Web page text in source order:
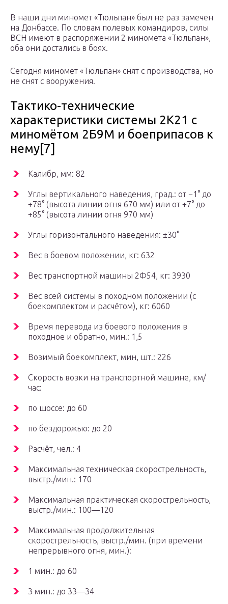
В наши дни миномет «Тюльпан» был не раз замечен
на Донбассе. По словам полевых командиров, силы
ВСН имеют в распоряжении 2 миномета «Тюльпан»,
оба они достались в боях.
Сегодня миномет «Тюльпан» снят с производства, но
не снят с вооружения.
Тактико-технические
характеристики системы 2К21 с
миномётом 2Б9М и боеприпасов к
нему[7]
Калибр, мм: 82
Углы вертикального наведения, град.: от −1° до
+78° (высота линии огня 670 мм) или от +7° до
+85° (высота линии огня 970 мм)
Углы горизонтального наведения: ±30°
Вес в боевом положении, кг: 632
Вес транспортной машины 2Ф54, кг: 3930
Вес всей системы в походном положении (с
боекомплектом и расчётом), кг: 6060
Время перевода из боевого положения в
походное и обратно, мин.: 1,5
Возимый боекомплект, мин, шт.: 226
Скорость возки на транспортной машине, км/
час:
по шоссе: до 60
по бездорожью: до 20
Расчёт, чел.: 4
Максимальная техническая скорострельность,
выстр./мин.: 170
Максимальная практическая скорострельность,
выстр./мин.: 100—120
Максимальная продолжительная
скорострельность, выстр./мин. (при времени
непрерывного огня, мин.):
1 мин.: до 60
3 мин.: до 33—34